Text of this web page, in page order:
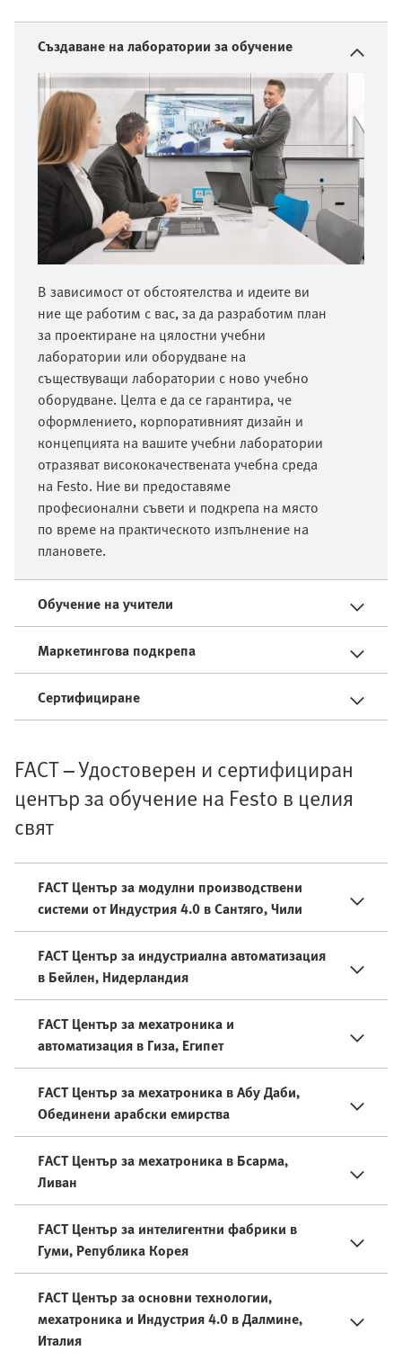
Създаване на лаборатории за обучение
В зависимост от обстоятелства и идеите ви
ние ще работим с вас, за да разработим план
за проектиране на цялостни учебни
лаборатории или оборудване на
съществуващи лаборатории с ново учебно
оборудване. Целта е да се гарантира, че
оформлението, корпоративният дизайн и
концепцията на вашите учебни лаборатории
отразяват висококачествената учебна среда
на Festo. Ние ви предоставяме
професионални съвети и подкрепа на място
по време на практическото изпълнение на
плановете.
Обучение на учители
Маркетингова подкрепа
Сертифициране
FACT – Удостоверен и сертифициран
център за обучение на Festo в целия
свят
FACT Център за модулни производствени
системи от Индустрия 4.0 в Сантяго, Чили
FACT Център за индустриална автоматизация
в Бейлен, Нидерландия
FACT Център за мехатроника и
автоматизация в Гиза, Египет
FACT Център за мехатроника в Абу Даби,
Обединени арабски емирства
FACT Център за мехатроника в Бсарма,
Ливан
FACT Център за интелигентни фабрики в
Гуми, Република Корея
FACT Център за основни технологии,
мехатроника и Индустрия 4.0 в Далмине,
Италия